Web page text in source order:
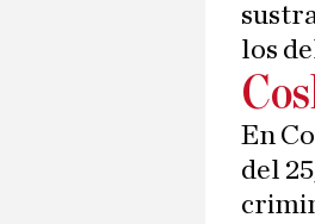
los
En
del